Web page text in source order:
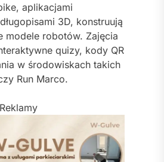
aplikacjami
3D, konstruują
modele robotów. Zajęcia
quizy, kody QR
w środowiskach takich
Run Marco.
Reklamy